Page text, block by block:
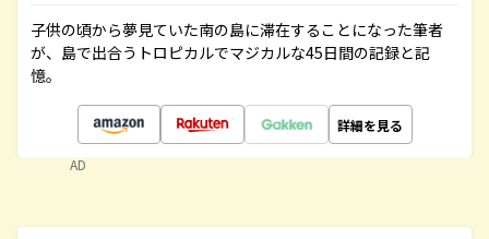
子供の頃から夢見ていた南の島に滞在することになった筆者
が、島で出合うトロピカルでマジカルな45日間の記録と記
憶。
詳細を見る
AD